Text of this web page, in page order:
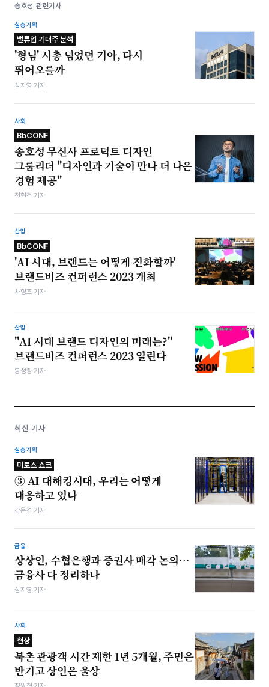
송호성 관련기사
심층기획
밸류업 기대주 분석
'형님' 시총 넘었던 기아, 다시
뛰어오를까
심지영 기자
사회
BbCONF
송호성 무신사 프로덕트 디자인
그룹리더 "디자인과 기술이 만나 더 나은
경험 제공"
전현건 기자
산업
BbCONF
'AI 시대, 브랜드는 어떻게 진화할까'
브랜드비즈 컨퍼런스 2023 개최
차형조 기자
산업
"AI 시대 브랜드 디자인의 미래는?"
브랜드비즈 컨퍼런스 2023 열린다
봉성창 기자
최신 기사
심층기획
미토스 쇼크
③ AI 대해킹시대, 우리는 어떻게
대응하고 있나
강은경 기자
금융
상상인, 수협은행과 증권사 매각 논의…
금융사 다 정리하나
심지영 기자
사회
현장
북촌 관광객 시간 제한 1년 5개월, 주민은
반기고 상인은 울상